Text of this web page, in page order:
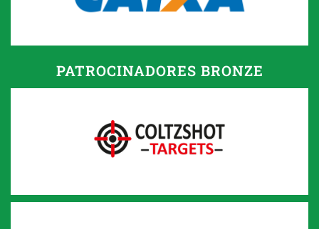
PATROCINADORES BRONZE